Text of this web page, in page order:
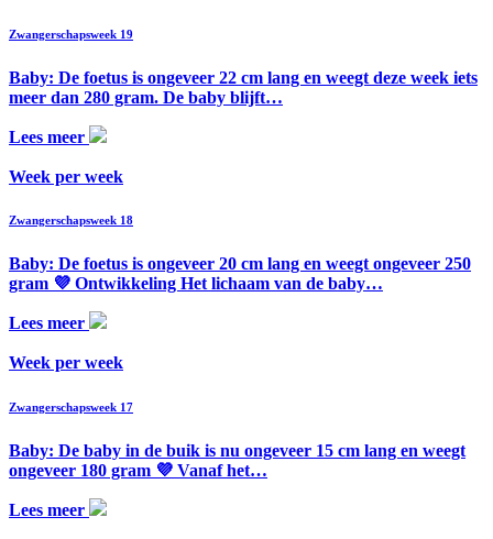
Zwangerschapsweek 19
Baby: De foetus is ongeveer 22 cm lang en weegt deze week iets
meer dan 280 gram. De baby blijft…
Lees meer
Week per week
Zwangerschapsweek 18
Baby: De foetus is ongeveer 20 cm lang en weegt ongeveer 250
gram 💜 Ontwikkeling Het lichaam van de baby…
Lees meer
Week per week
Zwangerschapsweek 17
Baby: De baby in de buik is nu ongeveer 15 cm lang en weegt
ongeveer 180 gram 💜 Vanaf het…
Lees meer